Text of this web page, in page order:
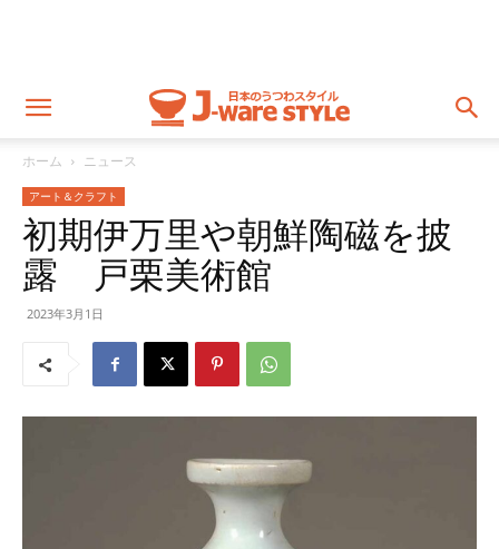
ホーム ニュース
アート＆クラフト
初期伊万里や朝鮮陶磁を披
露 戸栗美術館
2023年3月1日